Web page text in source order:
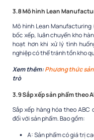
3.8 Mô hình Lean
Mô hình Lean
bốc xếp, luân chuyển kho
hoạt hơn khi xử lý tình
nghiệp có thể tránh tồn kho
Xem thêm:Phương thức
trò
3.9 Sắp xếp sản phẩm theo
Sắp xếp hàng hóa theo
đối với sản phẩm. Bao gồm:
A: Sản phẩm có giá trị